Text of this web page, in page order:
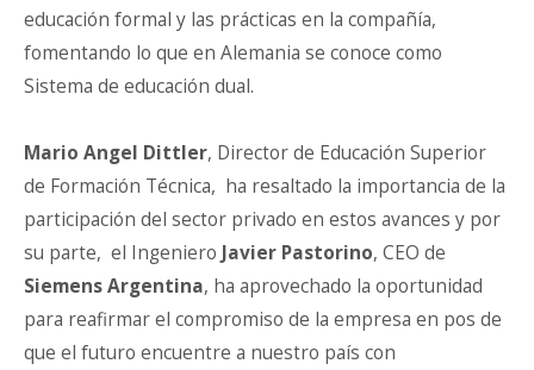
educación formal y las prácticas en la compañía,
fomentando lo que en Alemania se conoce como
Sistema de educación dual.
Mario Angel Dittler, Director de Educación Superior
de Formación Técnica, ha resaltado la importancia de la
participación del sector privado en estos avances y por
su parte, el Ingeniero Javier Pastorino, CEO de
Siemens Argentina, ha aprovechado la oportunidad
para reafirmar el compromiso de la empresa en pos de
que el futuro encuentre a nuestro país con